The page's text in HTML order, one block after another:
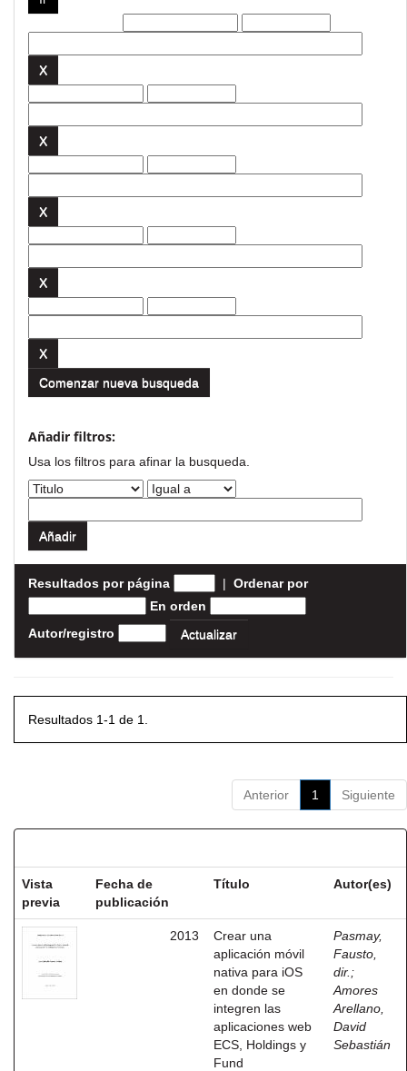
Comenzar nueva busqueda
Añadir filtros:
Usa los filtros para afinar la busqueda.
Resultados por página | Ordenar por
En orden
Autor/registro
Resultados 1-1 de 1.
Anterior 1 Siguiente
Vista
previa
Fecha de
publicación
Título Autor(es)
2013
Crear una
aplicación móvil
nativa para iOS
en donde se
integren las
aplicaciones web
ECS, Holdings y
Fund
Pasmay,
Fausto,
dir. ;
Amores
Arellano,
David
Sebastián